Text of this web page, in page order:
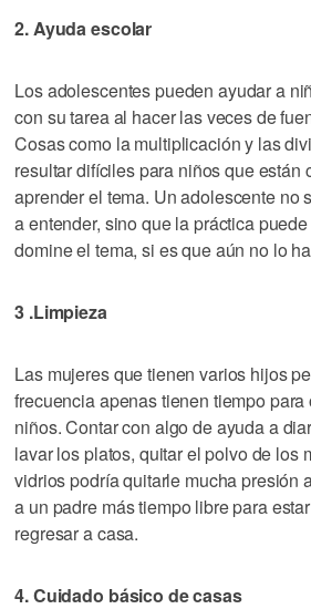
2. Ayuda escolar
Los adolescentes pueden ayudar a
con su tarea al hacer las veces de
Cosas como la multiplicación y las
resultar difíciles para niños que están
aprender el tema. Un adolescente no
a entender, sino que la práctica
domine el tema, si es que aún no lo
3 .Limpieza
Las mujeres que tienen varios hijos
frecuencia apenas tienen tiempo
niños. Contar con algo de ayuda a
lavar los platos, quitar el polvo de los
vidrios podría quitarle mucha presión
a un padre más tiempo libre para
regresar a casa.
4. Cuidado básico de casas